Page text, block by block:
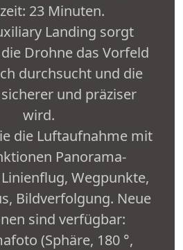
23 Minuten.
Landing sorgt
Drohne das Vorfeld
durchsucht und die
und präziser
wird.
die Luftaufnahme mit
Panorama-
Wegpunkte,
Bildverfolgung. Neue
sind verfügbar:
(Sphäre, 180 °,